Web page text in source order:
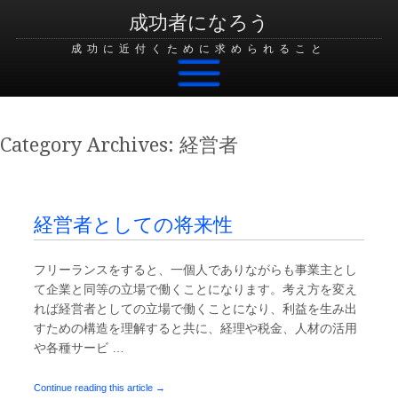
成功者になろう
成功に近付くために求められること
Category Archives: 経営者
経営者としての将来性
フリーランスをすると、一個人でありながらも事業主とし
て企業と同等の立場で働くことになります。考え方を変え
れば経営者としての立場で働くことになり、利益を生み出
すための構造を理解すると共に、経理や税金、人材の活用
や各種サービ …
Continue reading this article →